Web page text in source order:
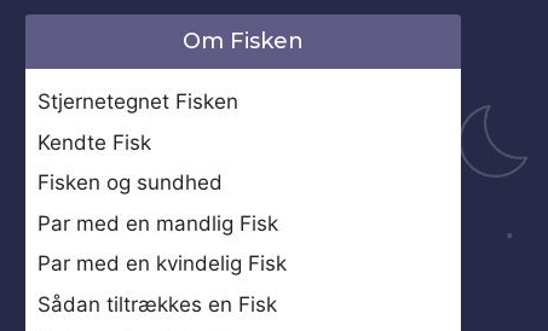
Om Fisken
Stjernetegnet Fisken
Kendte Fisk
Fisken og sundhed
Par med en mandlig Fisk
Par med en kvindelig Fisk
Sådan tiltrækkes en Fisk